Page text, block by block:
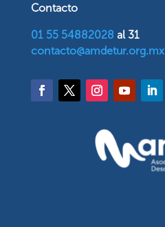
Contacto
01 55 54882028 al 31
contacto@amdetur.org.mx